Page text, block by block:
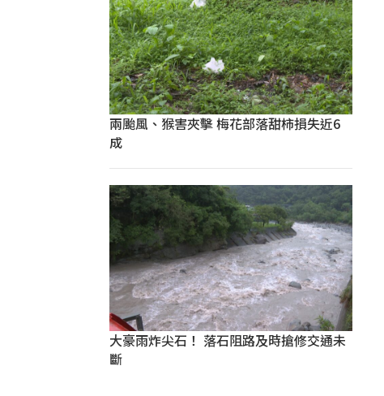
兩颱風、猴害夾擊 梅花部落甜柿損失近6
成
大豪雨炸尖石！ 落石阻路及時搶修交通未
斷